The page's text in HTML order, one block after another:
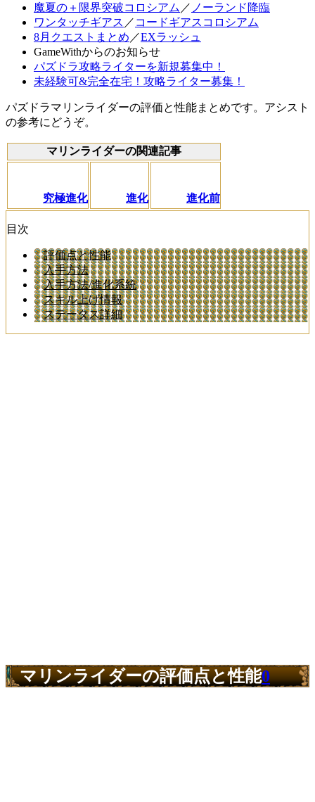
魔夏の＋限界突破コロシアム ／ ノーランド降臨
ワンタッチギアス ／ コードギアスコロシアム
8月クエストまとめ ／EXラッシュ
GameWithからのお知らせ
パズドラ攻略ライターを新規募集中！
未経験可&完全在宅！攻略ライター募集！
パズドラマリンライダーの評価と性能まとめです。アシスト
の参考にどうぞ。
マリンライダーの関連記事
究極進化 進化 進化前
目次
評価点と性能
入手方法
入手方法/進化系統
スキル上げ情報
ステータス詳細
マリンライダーの評価点と性能0